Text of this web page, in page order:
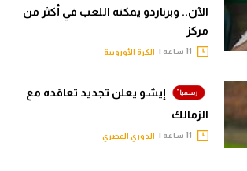
الآن.. وبرناردو يمكنه اللعب في أكثر من
مركز
الكرة الأوروبية
إيشو يعلن تجديد تعاقده مع
الزمالك
الدوري المصري